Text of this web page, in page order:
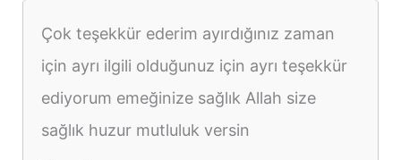
Çok teşekkür ederim ayırdığınız zaman
için ayrı ilgili olduğunuz için ayrı teşekkür
ediyorum emeğinize sağlık Allah size
sağlık huzur mutluluk versin